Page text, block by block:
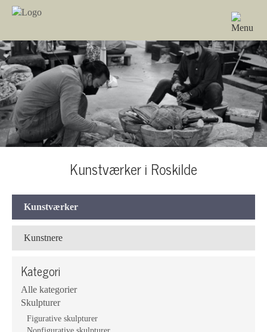
Kunstværker i Roskilde
Kunstværker
Kunstnere
Kategori
Alle kategorier
Skulpturer
Figurative skulpturer